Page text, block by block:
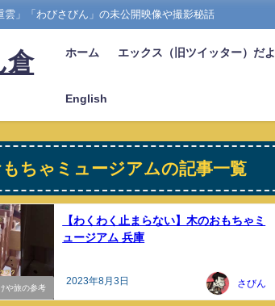
雲」「わびさびん」の未公開映像や撮影秘話
倉
ホーム エックス（旧ツイッター）だよ
English
ちゃミュージアムの記事一覧
や旅の参考
【わくわく止まらない】木のおもちゃミ
ュージアム 兵庫
2023年8月3日 さびん